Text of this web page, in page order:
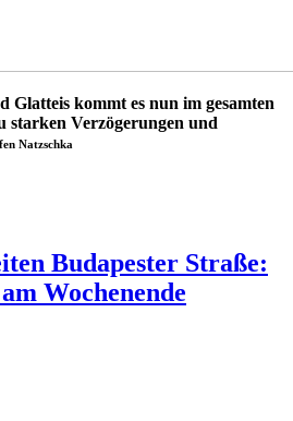
Glatteis kommt es nun im gesamten
starken Verzögerungen und
Natzschka
Budapester Straße:
Wochenende